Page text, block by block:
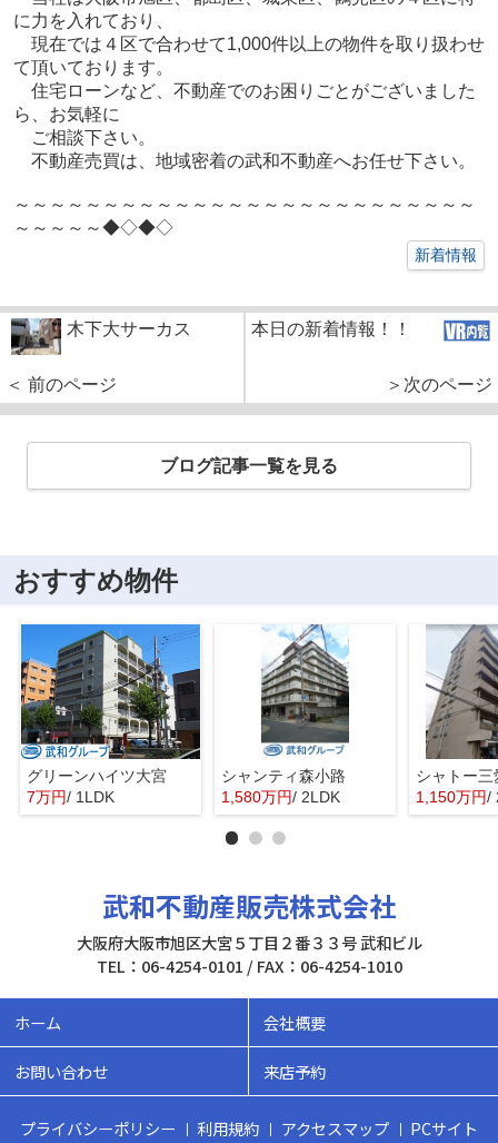
に力を入れており、
現在では４区で合わせて1,000件以上の物件を取り扱わせ
て頂いております。
住宅ローンなど、不動産でのお困りごとがございました
ら、お気軽に
ご相談下さい。
不動産売買は、地域密着の武和不動産へお任せ下さい。
～～～～～～～～～～～～～～～～～～～～～～～～～～
～～～～～◆◇◆◇
新着情報
木下大サーカス
＜ 前のページ
本日の新着情報！！
＞次のページ
ブログ記事一覧を見る
おすすめ物件
グリーンハイツ大宮
7万円/ 1LDK
シャンティ森小路
1,580万円/ 2LDK
シャトー三
1,150万円/
武和不動産販売株式会社
大阪府大阪市旭区大宮５丁目２番３３号 武和ビル
TEL：06-4254-0101 / FAX：06-4254-1010
ホーム 会社概要
お問い合わせ 来店予約
プライバシーポリシー 利用規約 アクセスマップ PCサイト